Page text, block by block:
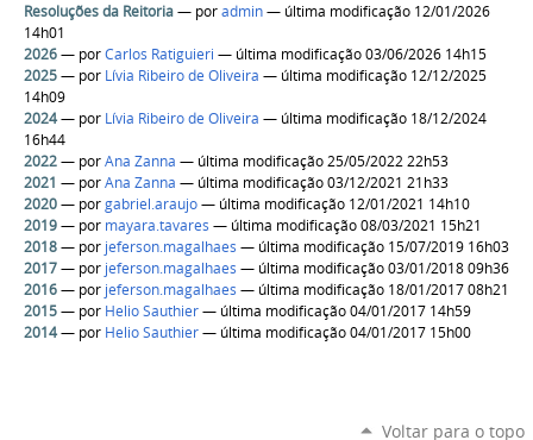
Resoluções da Reitoria— poradmin— última modificação 12/01/2026
14h01
2026— porCarlos Ratiguieri — última modificação 03/06/2026 14h15
2025— por Lívia Ribeiro de Oliveira — última modificação 12/12/2025
14h09
2024— por Lívia Ribeiro de Oliveira — última modificação 18/12/2024
16h44
2022— porAna Zanna — última modificação 25/05/2022 22h53
2021 — porAna Zanna — última modificação 03/12/2021 21h33
2020— porgabriel.araujo— última modificação 12/01/2021 14h10
2019— por mayara.tavares — última modificação 08/03/2021 15h21
2018— por jeferson.magalhaes — última modificação 15/07/2019 16h03
2017— por jeferson.magalhaes — última modificação 03/01/2018 09h36
2016— por jeferson.magalhaes — última modificação 18/01/2017 08h21
2015— por Helio Sauthier— última modificação 04/01/2017 14h59
2014— por Helio Sauthier— última modificação 04/01/2017 15h00
Voltar para o topo